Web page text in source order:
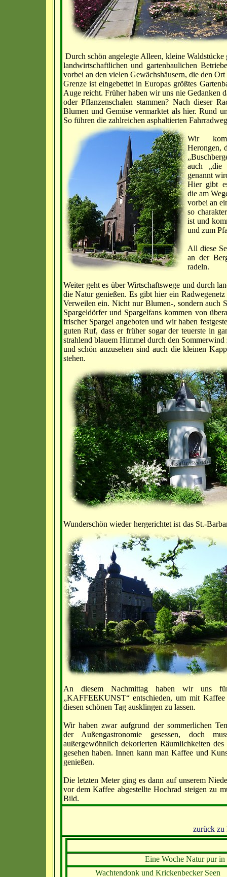
Durch schön angelegte Alleen, kleine
landwirtschaftlichen und gartenbaulichen
vorbei an den vielen Gewächshäusern, die den
Grenze ist eingebettet in Europas größtes
Auge reicht. Früher haben wir uns nie Gedanken
oder Pflanzenschalen stammen? Nach dieser
Blumen und Gemüse vermarktet als hier. Rund
So führen die zahlreichen asphaltierten
Wir
Herongen,
auch „die
genannt
Hier gibt
die am
vorbei an
so
ist und
und zum
All diese
an der
radeln.
Weiter geht es über Wirtschaftswege und durch
die Natur genießen. Es gibt hier ein
Verweilen ein. Nicht nur Blumen-, sondern auch
Spargeldörfer und Spargelfans kommen von
frischer Spargel angeboten und wir haben
guten Ruf, dass er früher sogar der teuerste in
strahlend blauem Himmel durch den
und schön anzusehen sind auch die kleinen
stehen.
Wunderschön wieder hergerichtet ist das St.-
An diesem Nachmittag haben wir uns
„KAFFEEKUNST“ entschieden, um mit
diesen schönen Tag ausklingen zu lassen.
Wir haben zwar aufgrund der sommerlichen
der Außengastronomie gesessen, doch
außergewöhnlich dekorierten Räumlichkeiten des
gesehen haben. Innen kann man Kaffee und
genießen.
Die letzten Meter ging es dann auf unserem
vor dem Kaffee abgestellte Hochrad steigen zu
Bild.
zurück zu
Eine Woche Natur pur
Wachtendonk und Krickenbecker Seen